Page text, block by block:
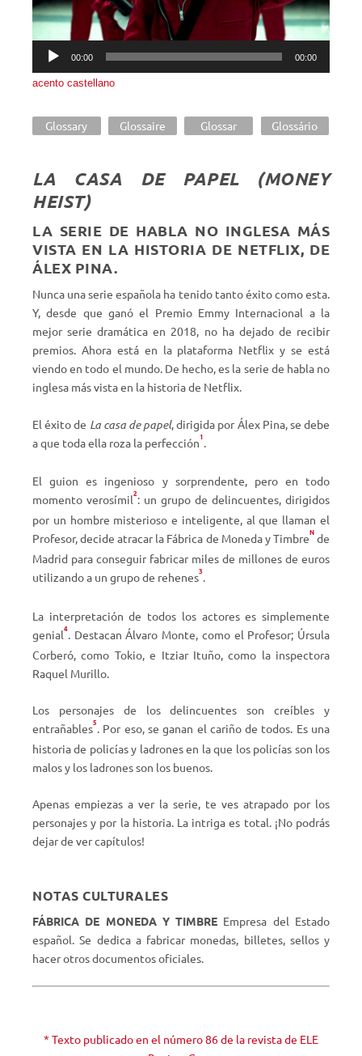
00:00 00:00
acento castellano
Glossary Glossaire Glossar Glossário
LA CASA DE PAPEL (MONEY
HEIST)
LA SERIE DE HABLA NO INGLESA MÁS
VISTA EN LA HISTORIA DE NETFLIX, DE
ÁLEX PINA.
Nunca una serie española ha tenido tanto éxito como esta.
Y, desde que ganó el Premio Emmy Internacional a la
mejor serie dramática en 2018, no ha dejado de recibir
premios. Ahora está en la plataforma Netflix y se está
viendo en todo el mundo. De hecho, es la serie de habla no
inglesa más vista en la historia de Netflix.
El éxito de La casa de papel, dirigida por Álex Pina, se debe
a que toda ella roza la perfección1.
El guion es ingenioso y sorprendente, pero en todo
momento verosímil2: un grupo de delincuentes, dirigidos
por un hombre misterioso e inteligente, al que llaman el
Profesor, decide atracar la Fábrica de Moneda y TimbreNde
Madrid para conseguir fabricar miles de millones de euros
utilizando a un grupo de rehenes3.
La interpretación de todos los actores es simplemente
genial4
. Destacan Álvaro Monte, como el Profesor; Úrsula
Corberó, como Tokio, e Itziar Ituño, como la inspectora
Raquel Murillo.
Los personajes de los delincuentes son creíbles y
entrañables5. Por eso, se ganan el cariño de todos. Es una
historia de policías y ladrones en la que los policías son los
malos y los ladrones son los buenos.
Apenas empiezas a ver la serie, te ves atrapado por los
personajes y por la historia. La intriga es total. ¡No podrás
dejar de ver capítulos!
NOTAS CULTURALES
FÁBRICA DE MONEDA Y TIMBRE Empresa del Estado
español. Se dedica a fabricar monedas, billetes, sellos y
hacer otros documentos oficiales.
* Texto publicado en el número 86 de la revista de ELE